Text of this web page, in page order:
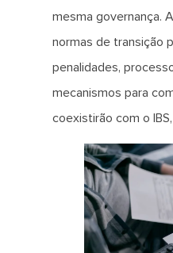
mesma governança.
normas de transição
penalidades,
mecanismos para
coexistirão com o